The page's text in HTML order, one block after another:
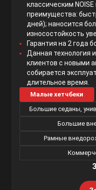
классическим
преимущества:
дней); наносится
износостойкость
Гарантия на 2 года
Данная технология
клиентов с новыми
собирается
длительное время.
Малые хетчбеки
Большие седаны,
Большие
Рамные